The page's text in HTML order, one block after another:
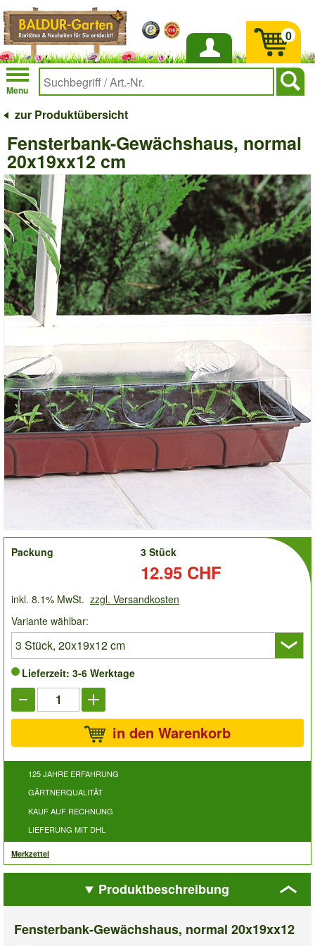
Anmelden
Menu
0
zur Produktübersicht
Fensterbank-Gewächshaus, normal
20x19xx12 cm
order
Packung
3 Stück
12.95 CHF
inkl. 8.1% MwSt. zzgl. Versandkosten
Variante wählbar:
Lieferzeit: 3-6 Werktage
in den Warenkorb
125 JAHRE ERFAHRUNG
GÄRTNERQUALITÄT
KAUF AUF RECHNUNG
LIEFERUNG MIT DHL
Merkzettel
Produktbeschreibung
Fensterbank-Gewächshaus, normal 20x19xx12